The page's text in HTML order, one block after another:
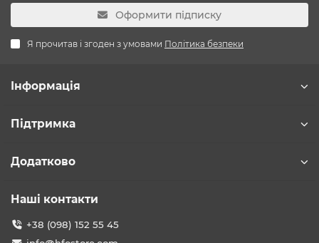
Оформити підписку
Я прочитав і згоден з умовами Політика безпеки
Інформація
Підтримка
Додатково
Наші контакти
+38 (098) 152 55 45